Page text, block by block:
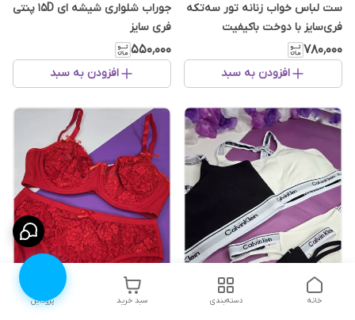
ست لباس خواب زنانه تور سه‌تکه
فری‌سایز با دوخت باکیفیت
۷۸۰٬۰۰۰
افزودن به سبد
جوراب شلواری شیشه ای 15D پنتی
فری سایز
۵۵۰٬۰۰۰
افزودن به سبد
پروفایل سبد خرید دسته‌بندی خانه